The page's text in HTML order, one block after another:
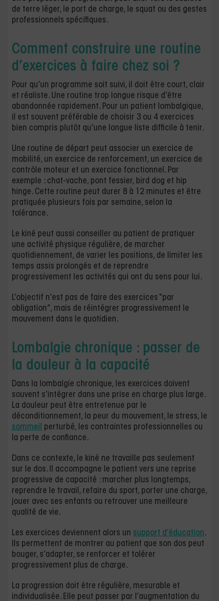
de terre léger, le port de charge, le squat ou des gestes
professionnels spécifiques.
Comment construire une routine
d’exercices à faire chez soi ?
Pour qu’un programme soit suivi, il doit être court, clair
et réaliste. Une routine trop longue risque d’être
abandonnée rapidement. Pour un patient lombalgique,
il est souvent préférable de choisir 3 ou 4 exercices
bien compris plutôt qu’une longue liste difficile à tenir.
Une routine de départ peut associer un exercice de
mobilité, un exercice de renforcement, un exercice de
contrôle moteur et un exercice fonctionnel. Par
exemple : chat-vache, pont fessier, bird dog et hip
hinge. Cette routine peut durer 8 à 12 minutes et être
pratiquée plusieurs fois par semaine, selon la
tolérance.
Le kiné peut aussi conseiller au patient de pratiquer
une activité physique régulière, de marcher
quotidiennement, de varier les positions, de limiter les
temps assis prolongés et de reprendre
progressivement les activités qui ont du sens pour lui.
L’objectif n’est pas de faire des exercices “par
obligation”, mais de réintégrer progressivement le
mouvement dans le quotidien.
Lombalgie chronique : passer de
la douleur à la capacité
Dans la lombalgie chronique, les exercices doivent
souvent s’intégrer dans une prise en charge plus large.
La douleur peut être entretenue par le
déconditionnement, la peur du mouvement, le stress, le
sommeil perturbé, les contraintes professionnelles ou
la perte de confiance.
Dans ce contexte, le kiné ne travaille pas seulement
sur le dos. Il accompagne le patient vers une reprise
progressive de capacité : marcher plus longtemps,
reprendre le travail, refaire du sport, porter une charge,
jouer avec ses enfants ou retrouver une meilleure
qualité de vie.
Les exercices deviennent alors un support d’éducation.
Ils permettent de montrer au patient que son dos peut
bouger, s’adapter, se renforcer et tolérer
progressivement plus de charge.
La progression doit être régulière, mesurable et
individualisée. Elle peut passer par l’augmentation du